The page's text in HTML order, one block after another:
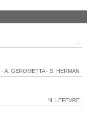
- A. GEROMETTA- S. HERMAN
N. LEFEVRE